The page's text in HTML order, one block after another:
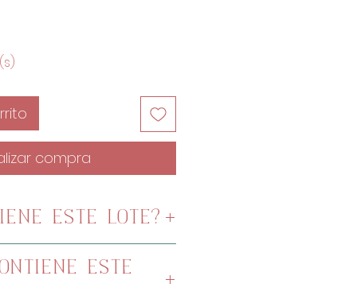
compra
ESTE LOTE?
japonesas de
de vichy de 15x18cm
ESTE